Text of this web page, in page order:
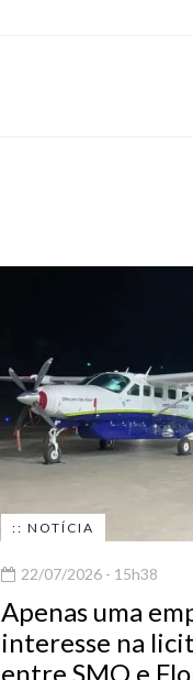
:: NOTÍCIA
22/07/2026 - 15h38
Apenas uma
interesse na
entre SMO e